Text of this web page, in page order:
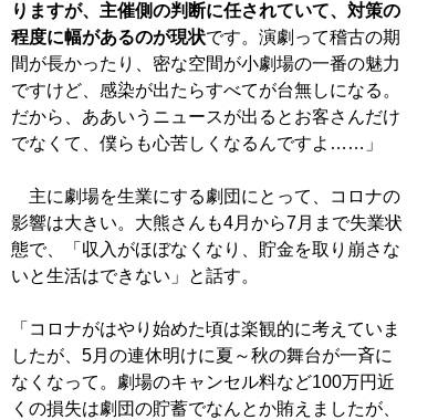
りますが、主催側の判断に任されていて、対策の
程度に幅があるのが現状です。演劇って稽古の期
間が長かったり、密な空間が小劇場の一番の魅力
ですけど、感染が出たらすべてが台無しになる。
だから、ああいうニュースが出るとお客さんだけ
でなくて、僕らも心苦しくなるんですよ……」
主に劇場を生業にする劇団にとって、コロナの
影響は大きい。大熊さんも4月から7月まで失業状
態で、「収入がほぼなくなり、貯金を取り崩さな
いと生活はできない」と話す。
「コロナがはやり始めた頃は楽観的に考えていま
したが、5月の連休明けに夏～秋の舞台が一斉に
なくなって。劇場のキャンセル料など100万円近
くの損失は劇団の貯蓄でなんとか賄えましたが、